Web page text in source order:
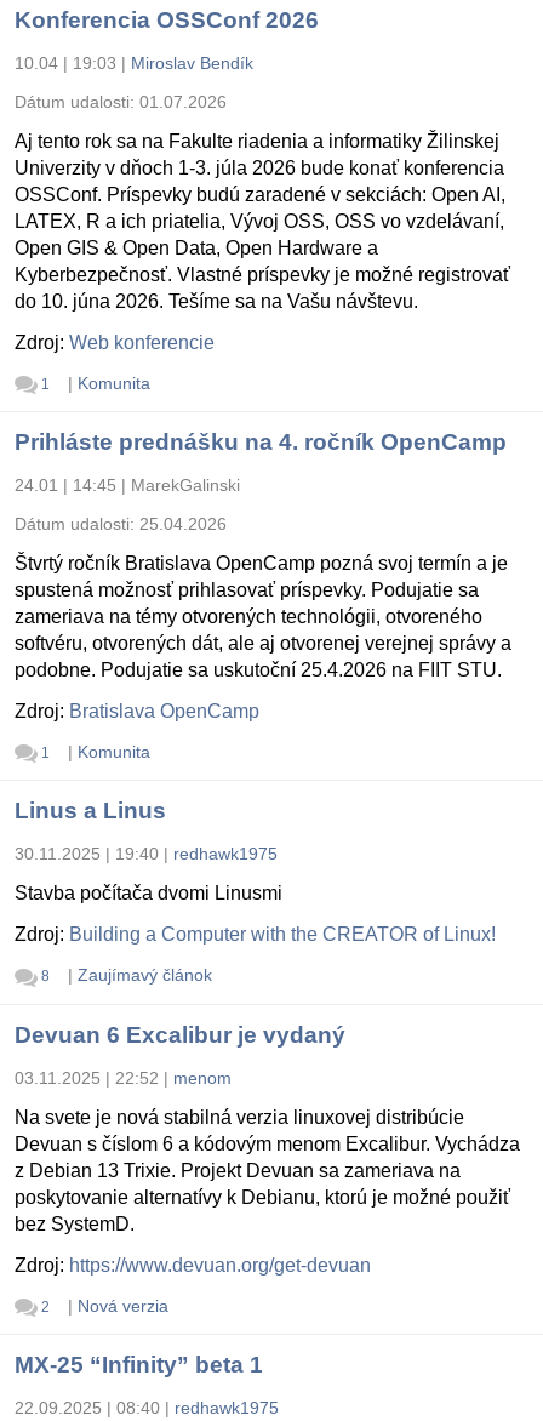
Konferencia OSSConf 2026
10.04 | 19:03 | Miroslav Bendík
Dátum udalosti: 01.07.2026
Aj tento rok sa na Fakulte riadenia a informatiky Žilinskej
Univerzity v dňoch 1-3. júla 2026 bude konať konferencia
OSSConf. Príspevky budú zaradené v sekciách: Open AI,
LATEX, R a ich priatelia, Vývoj OSS, OSS vo vzdelávaní,
Open GIS & Open Data, Open Hardware a
Kyberbezpečnosť. Vlastné príspevky je možné registrovať
do 10. júna 2026. Tešíme sa na Vašu návštevu.
Zdroj: Web konferencie
1 | Komunita
Prihláste prednášku na 4. ročník OpenCamp
24.01 | 14:45 | MarekGalinski
Dátum udalosti: 25.04.2026
Štvrtý ročník Bratislava OpenCamp pozná svoj termín a je
spustená možnosť prihlasovať príspevky. Podujatie sa
zameriava na témy otvorených technológii, otvoreného
softvéru, otvorených dát, ale aj otvorenej verejnej správy a
podobne. Podujatie sa uskutoční 25.4.2026 na FIIT STU.
Zdroj: Bratislava OpenCamp
1 | Komunita
Linus a Linus
30.11.2025 | 19:40 | redhawk1975
Stavba počítača dvomi Linusmi
Zdroj: Building a Computer with the CREATOR of Linux!
8 | Zaujímavý článok
Devuan 6 Excalibur je vydaný
03.11.2025 | 22:52 | menom
Na svete je nová stabilná verzia linuxovej distribúcie
Devuan s číslom 6 a kódovým menom Excalibur. Vychádza
z Debian 13 Trixie. Projekt Devuan sa zameriava na
poskytovanie alternatívy k Debianu, ktorú je možné použiť
bez SystemD.
Zdroj: https://www.devuan.org/get-devuan
2 | Nová verzia
MX-25 “Infinity” beta 1
22.09.2025 | 08:40 | redhawk1975